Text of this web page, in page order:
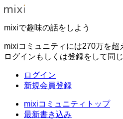
mixiで趣味の話をしよう
mixiコミュニティには270万を超
ログインもしくは登録をして同
ログイン
新規会員登録
mixiコミュニティトップ
最新書き込み